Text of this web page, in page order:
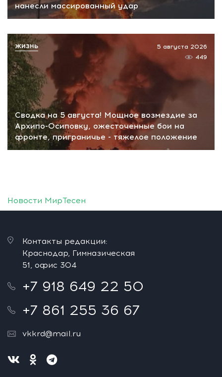
нанесли массированный удар
Сводка на 5 августа! Мощное возмездие за
Архипо-Осиповку, ожесточенные бои на
фронте, приграничье - тяжелое положение
5 августа 2026
449
ЖИЗНЬ
Новости МирТесен
Контакты редакции:
Краснодар, Гимназическая
51, офис 304
+7 918 649 22 50
+7 861 255 36 67
vkkrd@mail.ru